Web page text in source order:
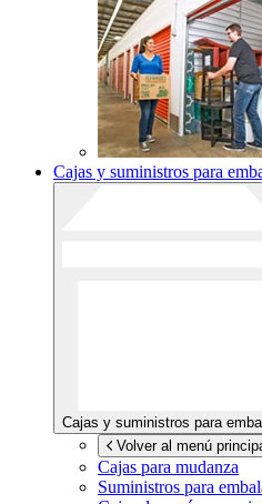
Cajas y suministros para
Cajas y suministros para
Volver al menú
Cajas para mudanza
Suministros para